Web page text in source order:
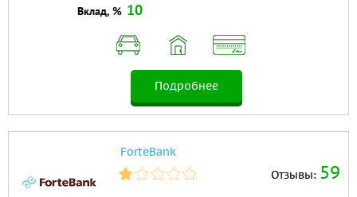
Подробнее
Вклад, % 10
ForteBank
Отзывы: 59